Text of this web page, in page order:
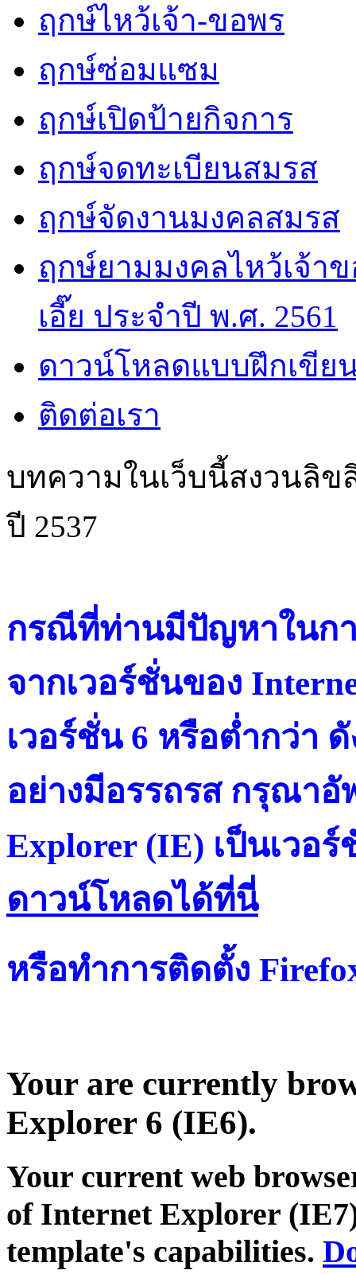
ฤกษ์ไหว้เจ้า-ขอพร
ฤกษ์ซ่อมแซม
ฤกษ์เปิดป้ายกิจการ
ฤกษ์จดทะเบียนสมรส
ฤกษ์จัดงานมงคลสมรส
ฤกษ์ยามมงคลไหว้เจ้า
เอี๊ย ประจำปี พ.ศ. 2561
ดาวน์โหลดแบบฝึกเขีย
ติดต่อเรา
บทความในเว็บนี้สงวนลิ
ปี 2537
กรณีที่ท่านมีปัญหาในกา
จากเวอร์ชั่นของ
เวอร์ชั่น 6 หรือต่ำกว่า
อย่างมีอรรถรส กรุณาอั
Explorer (IE) เป็นเวอ
ดาวน์โหลดได้ที่น
หรือทำการติดตั้ง
Your are currently
Explorer 6 (IE6).
Your current web
of Internet Explorer
template's capabilities.